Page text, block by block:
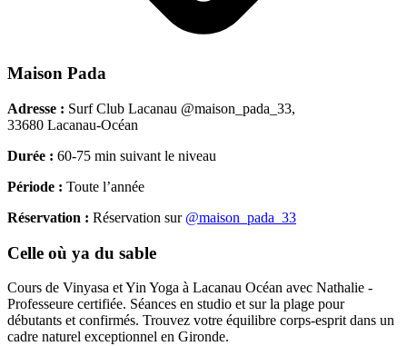
Maison Pada
Adresse : Surf Club Lacanau @maison_pada_33,
33680 Lacanau-Océan
Durée : 60-75 min suivant le niveau
Période : Toute l’année
Réservation : Réservation sur @maison_pada_33
Celle où ya du sable
Cours de Vinyasa et Yin Yoga à Lacanau Océan avec Nathalie -
Professeure certifiée. Séances en studio et sur la plage pour
débutants et confirmés. Trouvez votre équilibre corps-esprit dans un
cadre naturel exceptionnel en Gironde.